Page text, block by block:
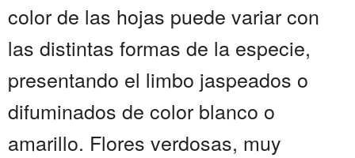
color de las hojas puede variar con
las distintas formas de la especie,
presentando el limbo jaspeados o
difuminados de color blanco o
amarillo. Flores verdosas, muy